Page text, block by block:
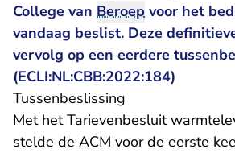
College van Beroep voor het
vandaag beslist. Deze
vervolg op een eerdere
(ECLI:NL:CBB:2022:184- U
)
Tussenbeslissing
Met het Tarievenbesluit
stelde de ACM voor de eerste